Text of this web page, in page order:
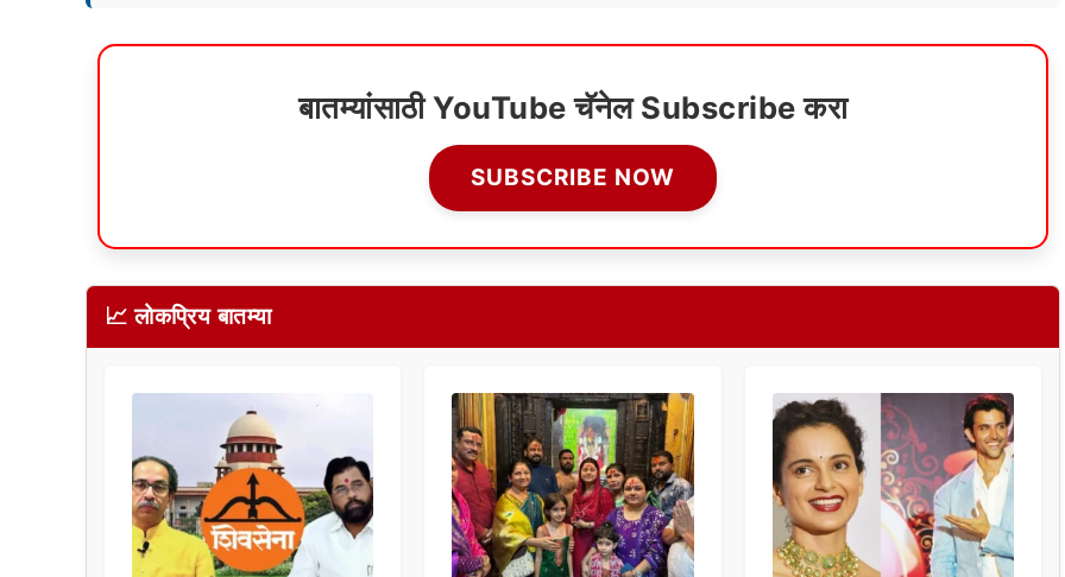
बातम्यांसाठी YouTube चॅनेल Subscribe करा
SUBSCRIBE NOW
📈 लोकप्रिय बातम्या